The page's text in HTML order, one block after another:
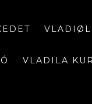
VLADILA